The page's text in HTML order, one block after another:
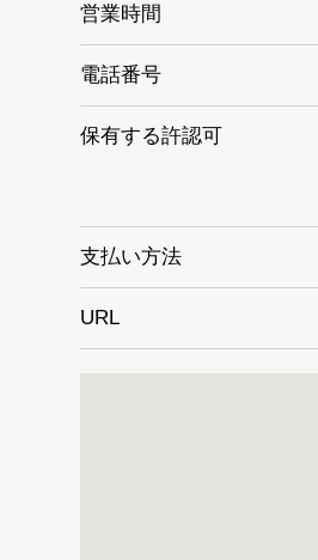
営業時間
電話番号
保有する許認可
支払い方法
URL